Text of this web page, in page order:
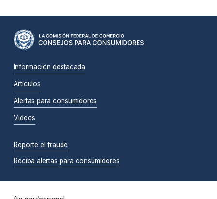
Información destacada
Artículos
Alertas para consumidores
Videos
Reporte el fraude
Reciba alertas para consumidores